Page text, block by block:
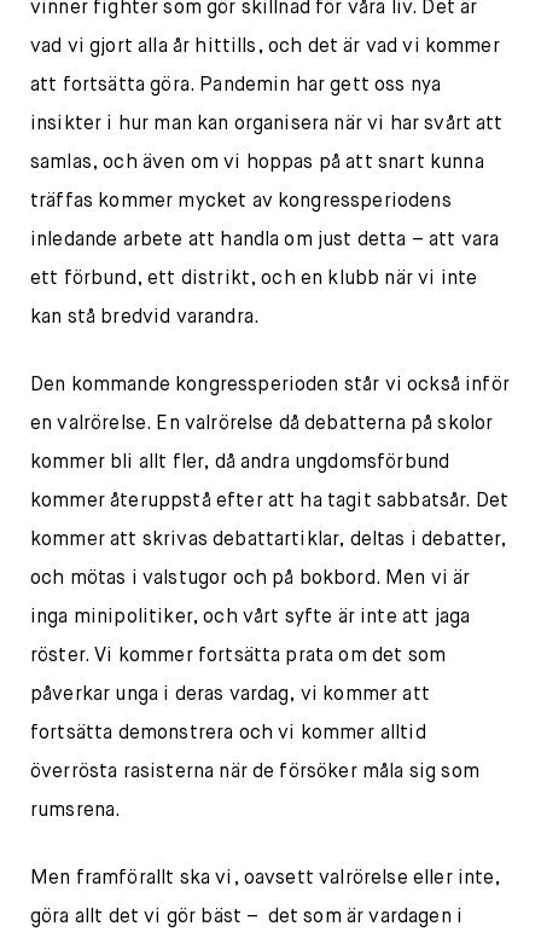
vinner fighter som gör skillnad för våra liv. Det är
vad vi gjort alla år hittills, och det är vad vi kommer
att fortsätta göra. Pandemin har gett oss nya
insikter i hur man kan organisera när vi har svårt att
samlas, och även om vi hoppas på att snart kunna
träffas kommer mycket av kongressperiodens
inledande arbete att handla om just detta – att vara
ett förbund, ett distrikt, och en klubb när vi inte
kan stå bredvid varandra.
Den kommande kongressperioden står vi också inför
en valrörelse. En valrörelse då debatterna på skolor
kommer bli allt fler, då andra ungdomsförbund
kommer återuppstå efter att ha tagit sabbatsår. Det
kommer att skrivas debattartiklar, deltas i debatter,
och mötas i valstugor och på bokbord. Men vi är
inga minipolitiker, och vårt syfte är inte att jaga
röster. Vi kommer fortsätta prata om det som
påverkar unga i deras vardag, vi kommer att
fortsätta demonstrera och vi kommer alltid
överrösta rasisterna när de försöker måla sig som
rumsrena.
Men framförallt ska vi, oavsett valrörelse eller inte,
göra allt det vi gör bäst – det som är vardagen i